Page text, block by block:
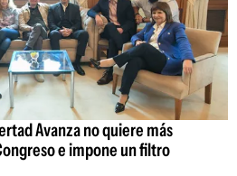
Avanza no quiere más
e impone un filtro